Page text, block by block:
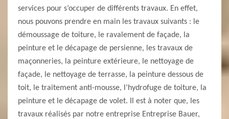
services pour s’occuper de différents travaux. En effet,
nous pouvons prendre en main les travaux suivants : le
démoussage de toiture, le ravalement de façade, la
peinture et le décapage de persienne, les travaux de
maçonneries, la peinture extérieure, le nettoyage de
façade, le nettoyage de terrasse, la peinture dessous de
toit, le traitement anti-mousse, l’hydrofuge de toiture, la
peinture et le décapage de volet. Il est à noter que, les
travaux réalisés par notre entreprise Entreprise Bauer,